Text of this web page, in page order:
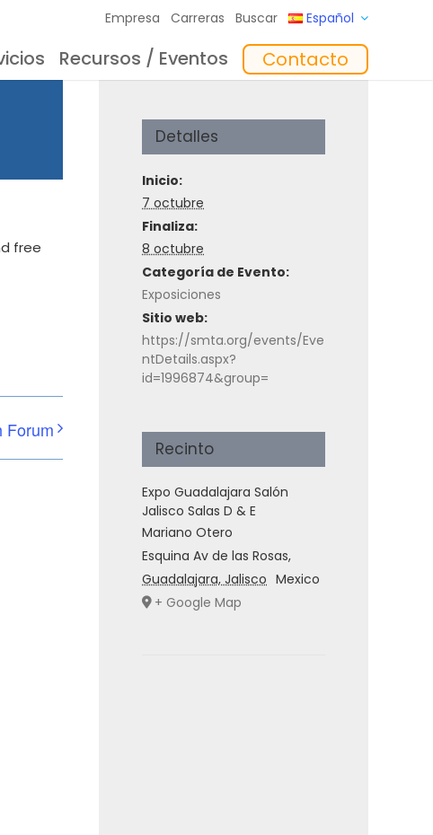
Empresa Carreras Buscar Español
Software
Formación
Recursos / Eventos
In the Mix Reflexiones
Contacto
free
Forum
Detalles
Inicio:
7 octubre
Finaliza:
8 octubre
Categoría de Evento:
Exposiciones
Sitio web:
https://smta.org/events/Eve
ntDetails.aspx?
id=1996874&group=
Recinto
Expo Guadalajara Salón
Jalisco Salas D & E
Mariano Otero
Esquina Av de las Rosas,
Guadalajara, Jalisco Mexico
+ Google Map